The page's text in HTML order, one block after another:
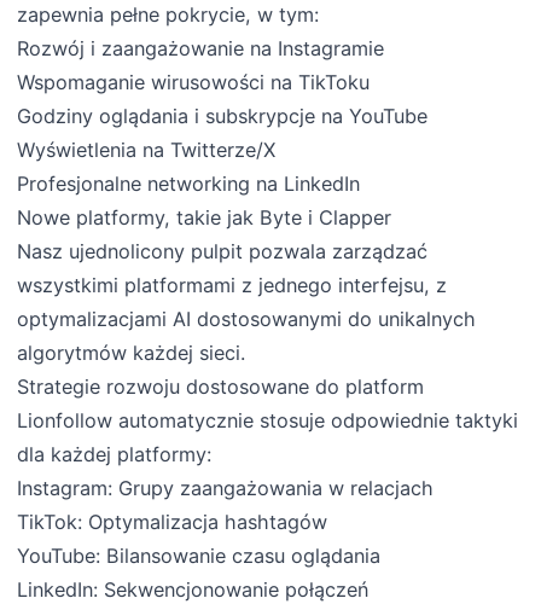
zapewnia pełne pokrycie, w tym:
Rozwój i zaangażowanie na Instagramie
Wspomaganie wirusowości na TikToku
Godziny oglądania i subskrypcje na YouTube
Wyświetlenia na Twitterze/X
Profesjonalne networking na LinkedIn
Nowe platformy, takie jak Byte i Clapper
Nasz ujednolicony pulpit pozwala zarządzać
wszystkimi platformami z jednego interfejsu, z
optymalizacjami AI dostosowanymi do unikalnych
algorytmów każdej sieci.
Strategie rozwoju dostosowane do platform
Lionfollow automatycznie stosuje odpowiednie taktyki
dla każdej platformy:
Instagram: Grupy zaangażowania w relacjach
TikTok: Optymalizacja hashtagów
YouTube: Bilansowanie czasu oglądania
LinkedIn: Sekwencjonowanie połączeń